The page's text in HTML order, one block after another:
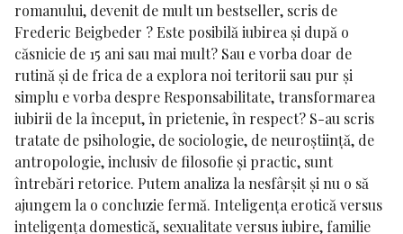
romanului, devenit de mult un bestseller, scris de
Frederic Beigbeder ? Este posibilă iubirea și după o
căsnicie de 15 ani sau mai mult? Sau e vorba doar de
rutină și de frica de a explora noi teritorii sau pur și
simplu e vorba despre Responsabilitate, transformarea
iubirii de la început, în prietenie, în respect? S-au scris
tratate de psihologie, de sociologie, de neuroștiință, de
antropologie, inclusiv de filosofie și practic, sunt
întrebări retorice. Putem analiza la nesfârșit și nu o să
ajungem la o concluzie fermă. Inteligența erotică versus
inteligența domestică, sexualitate versus iubire, familie